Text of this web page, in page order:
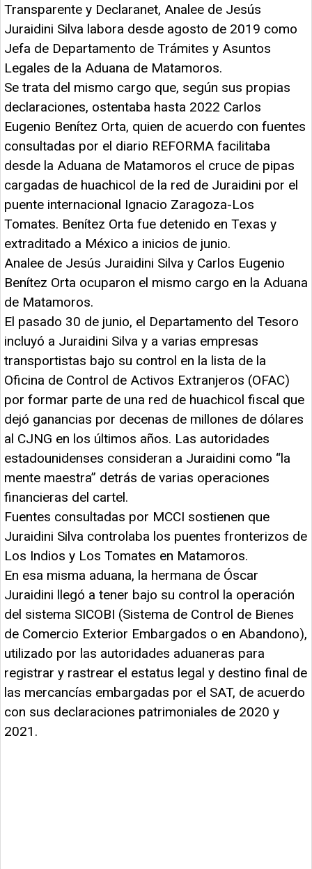
Transparente y Declaranet, Analee de Jesús
Juraidini Silva labora desde agosto de 2019 como
Jefa de Departamento de Trámites y Asuntos
Legales de la Aduana de Matamoros.
Se trata del mismo cargo que, según sus propias
declaraciones, ostentaba hasta 2022 Carlos
Eugenio Benítez Orta, quien de acuerdo con fuentes
consultadas por el diario REFORMA facilitaba
desde la Aduana de Matamoros el cruce de pipas
cargadas de huachicol de la red de Juraidini por el
puente internacional Ignacio Zaragoza-Los
Tomates. Benítez Orta fue detenido en Texas y
extraditado a México a inicios de junio.
Analee de Jesús Juraidini Silva y Carlos Eugenio
Benítez Orta ocuparon el mismo cargo en la Aduana
de Matamoros.
El pasado 30 de junio, el Departamento del Tesoro
incluyó a Juraidini Silva y a varias empresas
transportistas bajo su control en la lista de la
Oficina de Control de Activos Extranjeros (OFAC)
por formar parte de una red de huachicol fiscal que
dejó ganancias por decenas de millones de dólares
al CJNG en los últimos años. Las autoridades
estadounidenses consideran a Juraidini como “la
mente maestra” detrás de varias operaciones
financieras del cartel.
Fuentes consultadas por MCCI sostienen que
Juraidini Silva controlaba los puentes fronterizos de
Los Indios y Los Tomates en Matamoros.
En esa misma aduana, la hermana de Óscar
Juraidini llegó a tener bajo su control la operación
del sistema SICOBI (Sistema de Control de Bienes
de Comercio Exterior Embargados o en Abandono),
utilizado por las autoridades aduaneras para
registrar y rastrear el estatus legal y destino final de
las mercancías embargadas por el SAT, de acuerdo
con sus declaraciones patrimoniales de 2020 y
2021.